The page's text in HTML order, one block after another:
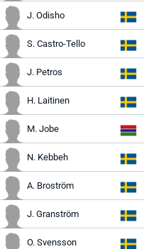
J. Odisho
S. Castro-Tello
J. Petros
H. Laitinen
M. Jobe
N. Kebbeh
A. Broström
J. Granström
O. Svensson